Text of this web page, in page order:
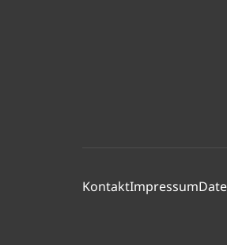
KontaktImpressum